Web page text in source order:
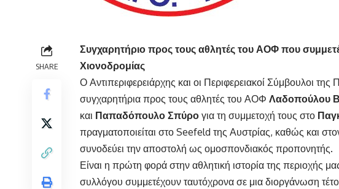
SHARE
Συγχαρητήριο προς τους αθλητές του ΑΟΦ που
Χιονοδρομίας
Ο Αντιπεριφερειάρχης και οι Περιφερειακοί Σύμβουλοι
συγχαρητήρια προς τους αθλητές του ΑΟΦ Λαδοπούλου
και Παπαδόπουλο Σπύρο για τη συμμετοχή τους στο
πραγματοποιείται στο Seefeld της Αυστρίας, καθώς και
συνοδεύει την αποστολή ως ομοσπονδιακός προπονητής.
Είναι η πρώτη φορά στην αθλητική ιστορία της περιοχής
συλλόγου συμμετέχουν ταυτόχρονα σε μια διοργάνωση